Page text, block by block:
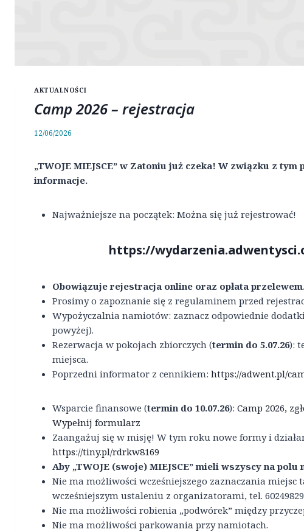
AKTUALNOŚCI
Camp 2026 – rejestracja
12/06/2026
„TWOJE MIEJSCE” w Zatoniu już czeka! W związku z
informacje.
Najważniejsze na początek: Można się już rejestrować!
https://
Obowiązuje rejestracja online oraz opłata
Prosimy o zapoznanie się z regulaminem przed
Wypożyczalnia namiotów: zaznacz odpowiednie
powyżej).
Rezerwacja w pokojach zbiorczych (termin do 5.07.26):
miejsca.
Poprzedni informator z cennikiem: https://adwent.pl/
Wsparcie finansowe (termin do 10.07.26): Camp 2026,
Wypełnij formularz
Zaangażuj się w misję! W tym roku nowe formy i
https://tiny.pl/rdrkw8169
Aby „TWOJE (swoje) MIEJSCE” mieli wszyscy na
Nie ma możliwości wcześniejszego zaznaczania miejsc
wcześniejszym ustaleniu z organizatorami, tel.
Nie ma możliwości robienia „podwórek” między
Nie ma możliwości parkowania przy namiotach.